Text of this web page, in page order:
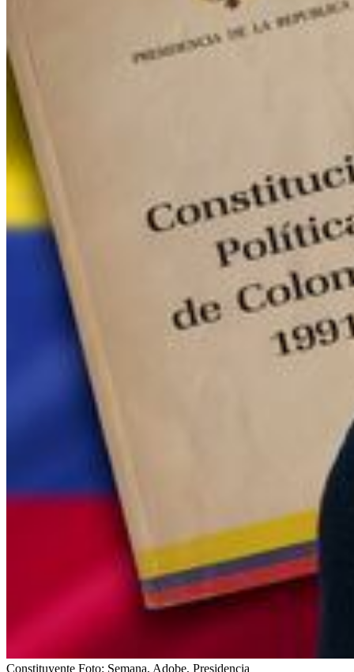
Constituyente Foto: Semana, Adobe, Presidencia